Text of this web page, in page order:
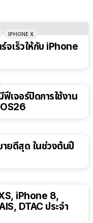
IPHONE X
จเร็วให้กับ iPhone
เจอร์ปิดการใช้งาน
ยดีสุด ในช่วงต้นปี
iPhone 8,
DTAC ประจำ